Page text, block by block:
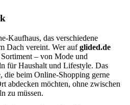
Kaufhaus, das verschiedene
Dach vereint. Wer aufglided.de
– von Mode und
für Haushalt und Lifestyle. Das
die beim Online-Shopping gerne
abdecken möchten, ohne zwischen
zu müssen.